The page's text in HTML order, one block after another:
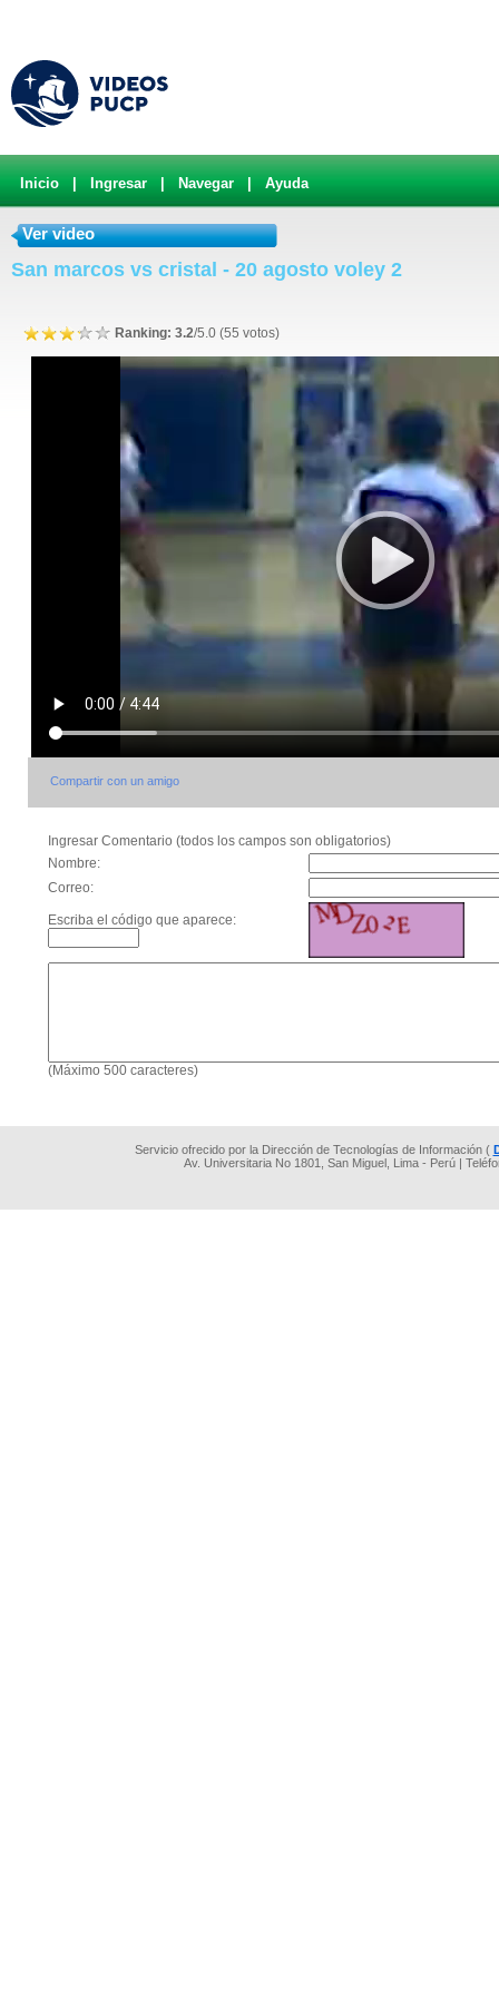
Inicio Ingresar Navegar Ayuda
Ver video
San marcos vs cristal - 20 agosto voley 2
Ranking: 3.2/5.0 (55 votos)
Compartir con un amigo
Ingresar Comentario (todos los campos son obligatorios)
Nombre:
Correo:
Escriba el código que aparece:
(Máximo 500 caracteres)
Servicio ofrecido por la Dirección de Tecnologías de Información (
Av. Universitaria No 1801, San Miguel, Lima - Perú |